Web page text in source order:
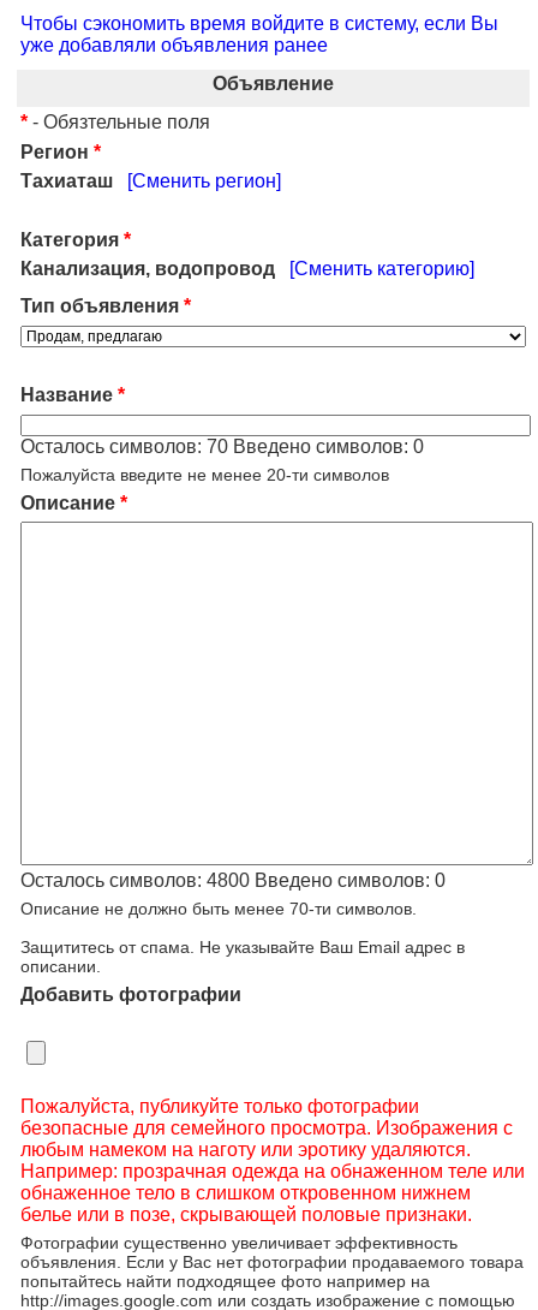
Чтобы сэкономить время войдите в систему, если Вы
уже добавляли объявления ранее
Объявление
* - Обязтельные поля
Регион *
Тахиаташ
[Сменить регион]
Категория *
Канализация, водопровод
[Сменить категорию]
Тип объявления *
Название *
Осталось символов: 70 Введено символов: 0
Пожалуйста введите не менее 20-ти символов
Описание *
Осталось символов: 4800 Введено символов: 0
Описание не должно быть менее 70-ти символов.
Защититесь от спама. Не указывайте Ваш Email адрес в
описании.
Добавить фотографии
Пожалуйста, публикуйте только фотографии
безопасные для семейного просмотра. Изображения с
любым намеком на наготу или эротику удаляются.
Например: прозрачная одежда на обнаженном теле или
обнаженное тело в слишком откровенном нижнем
белье или в позе, скрывающей половые признаки.
Фотографии существенно увеличивает эффективность
объявления. Если у Вас нет фотографии продаваемого товара
попытайтесь найти подходящее фото например на
http://images.google.com или создать изображение с помощью